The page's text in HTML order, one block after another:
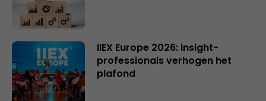
IIEX Europe 2026: insight-
professionals verhogen het
plafond